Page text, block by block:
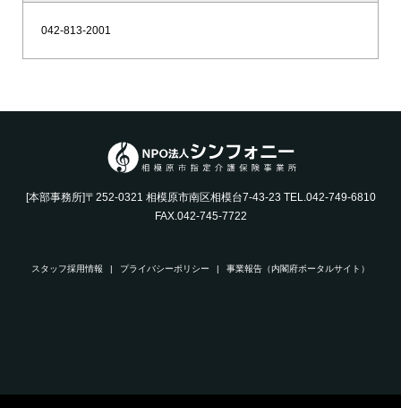
042-813-2001
[本部事務所]〒252-0321 相模原市南区相模台7-43-23 TEL.042-749-6810
FAX.042-745-7722
スタッフ採用情報 プライバシーポリシー 事業報告（内閣府ポータルサイト）